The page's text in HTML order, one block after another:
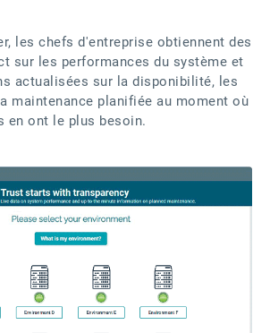
les chefs d'entreprise obtiennent des
sur les performances du système et
actualisées sur la disponibilité, les
maintenance planifiée au moment où
en ont le plus besoin.